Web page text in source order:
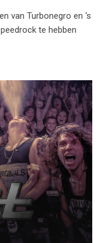
van Turbonegro en ‘s
te hebben